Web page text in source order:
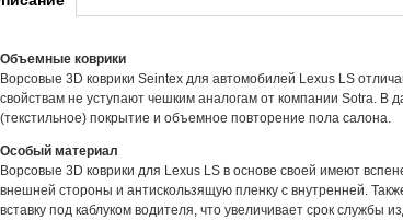
Объемные коврики
Ворсовые 3D коврики Seintex для автомобилей Lexus LS
свойствам не уступают чешким аналогам от компании Sotra. В
(текстильное) покрытие и объемное повторение пола салона.
Особый материал
Ворсовые 3D коврики для Lexus LS в основе своей имеют
внешней стороны и антискользящую пленку с внутренней.
вставку под каблуком водителя, что увеличивает срок службы